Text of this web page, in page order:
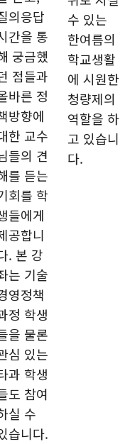
의응답
간을 통
궁금했
점들과
바른 정
방향에
한 교수
들의 견
를 듣는
회를 학
들에게
공합니
. 본 강
는 기술
영정책
정 학생
을 물론
심 있는
과 학생
도 참여
실 수
습니다.
수 있는
한여름의
학교생활
에 시원한
청량제의
역할을 하
고 있습니
다.